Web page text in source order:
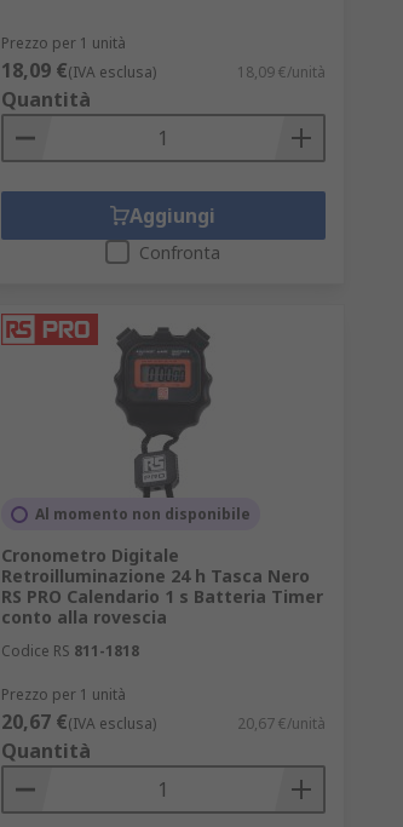
Prezzo per 1 unità
18,09 €(IVA esclusa) 18,09 €/unità
Quantità
Aggiungi
Confronta
Al momento non disponibile
Cronometro Digitale
Retroilluminazione 24 h Tasca Nero
RS PRO Calendario 1 s Batteria Timer
conto alla rovescia
Codice RS 811-1818
Prezzo per 1 unità
20,67 €(IVA esclusa) 20,67 €/unità
Quantità